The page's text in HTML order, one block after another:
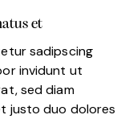
et
sadipscing
invidunt ut
sed diam
justo duo dolores